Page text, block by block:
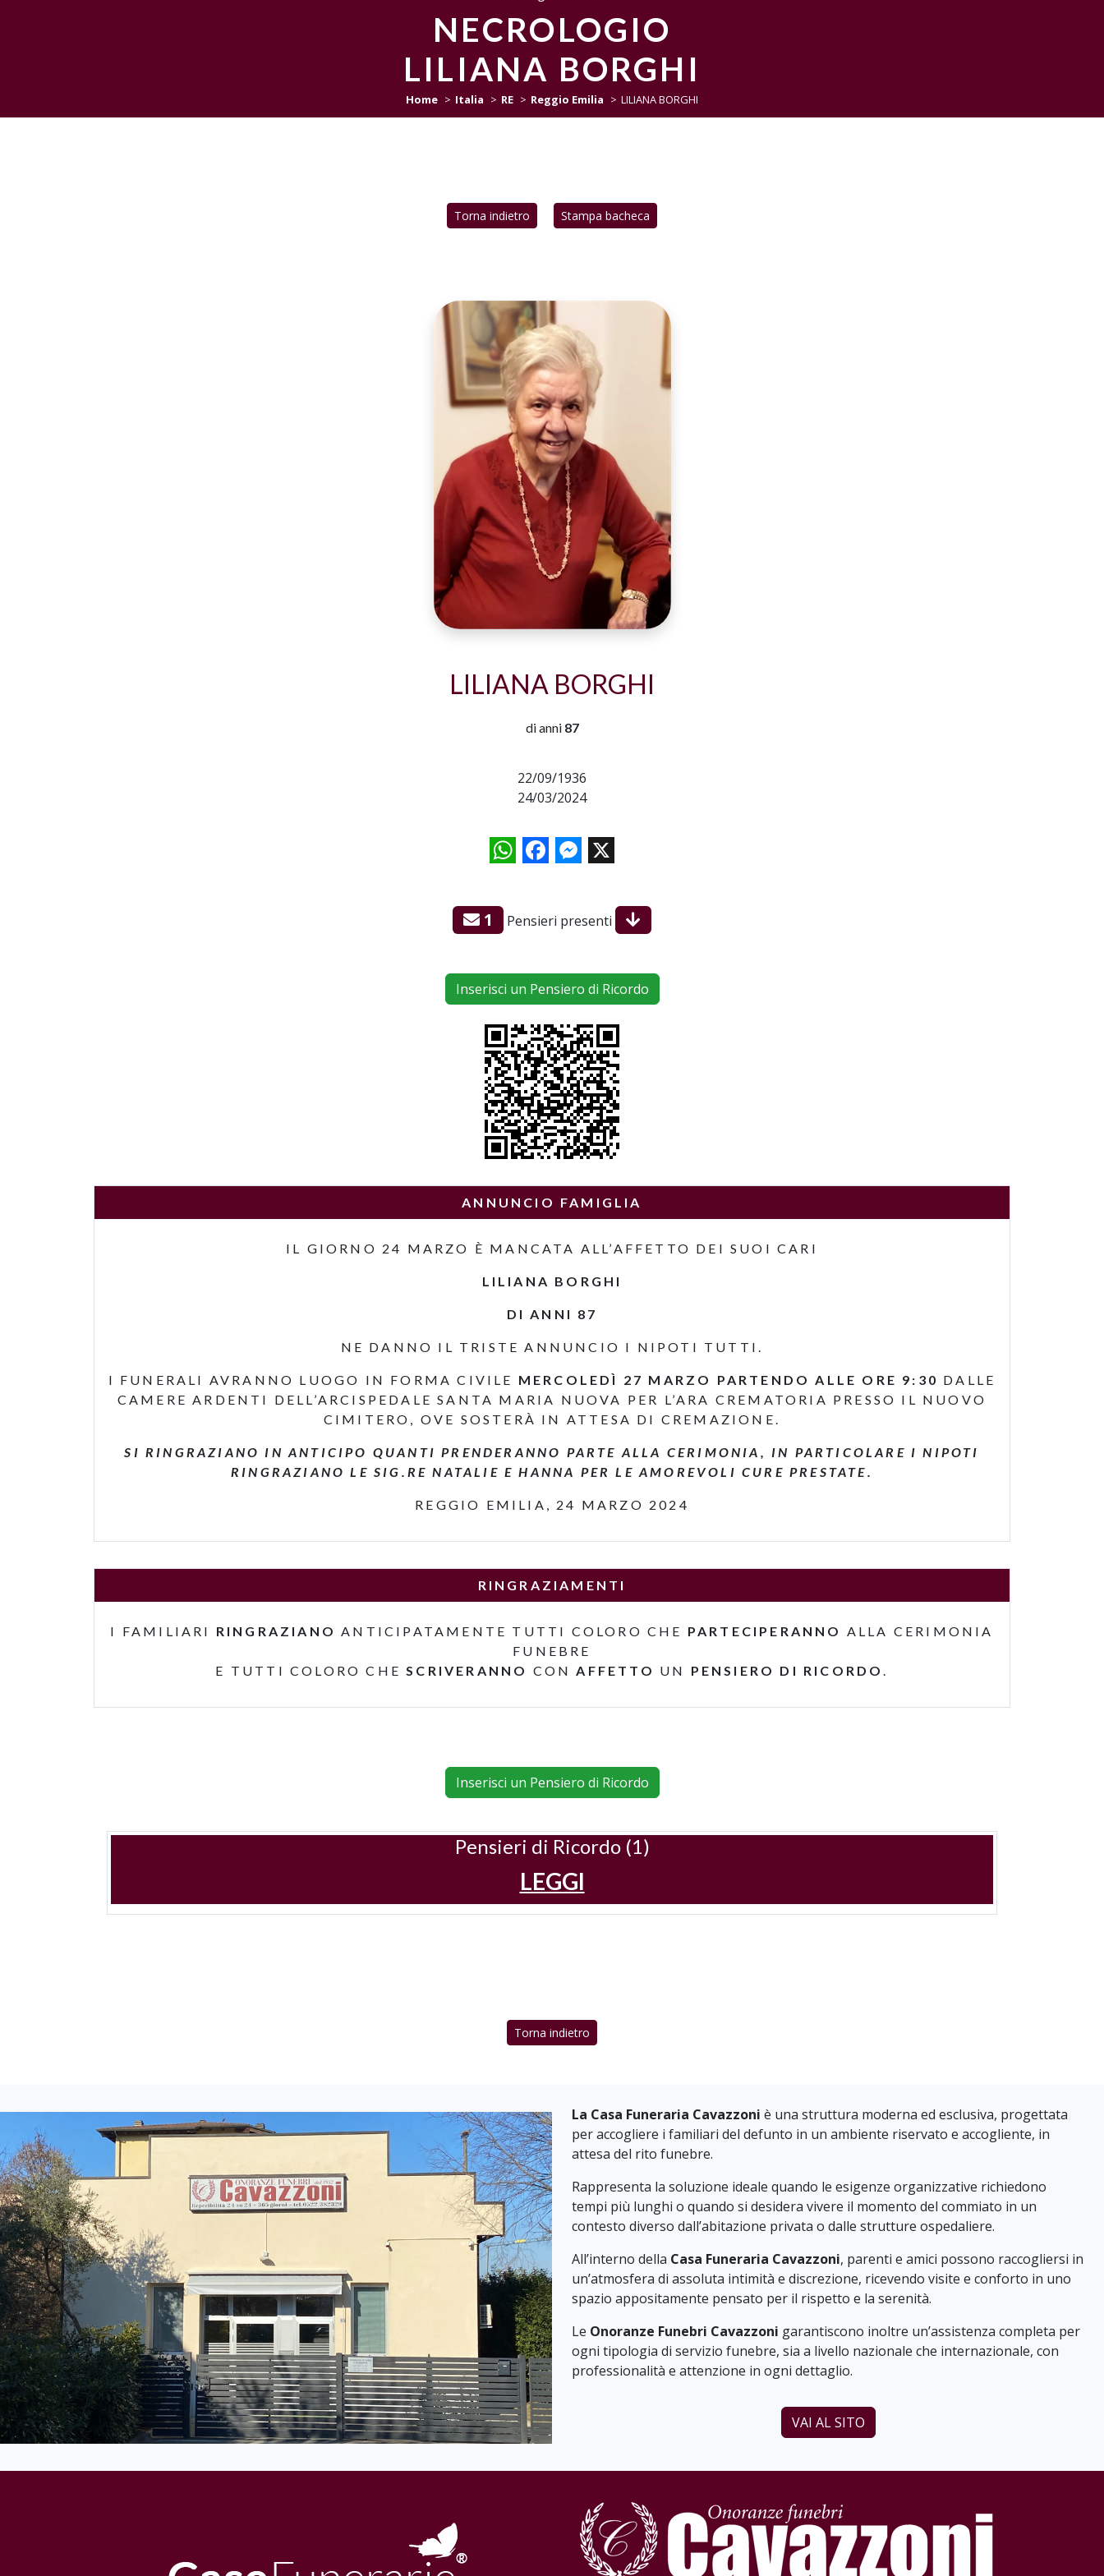
NECROLOGIO
LILIANA BORGHI
Home Italia RE Reggio Emilia LILIANA BORGHI
Torna indietro Stampa bacheca
LILIANA BORGHI
di anni 87
22/09/1936
24/03/2024
WhatsAppFacebookMessenger
X
1 Pensieri presenti
Inserisci un Pensiero di Ricordo
ANNUNCIO FAMIGLIA
IL GIORNO 24 MARZO È MANCATA ALL’AFFETTO DEI SUOI CARI
LILIANA BORGHI
DI ANNI 87
NE DANNO IL TRISTE ANNUNCIO I NIPOTI TUTTI.
I FUNERALI AVRANNO LUOGO IN FORMA CIVILE MERCOLEDÌ 27 MARZO PARTENDO ALLE ORE 9:30 DALLE
CAMERE ARDENTI DELL’ARCISPEDALE SANTA MARIA NUOVA PER L’ARA CREMATORIA PRESSO IL NUOVO
CIMITERO, OVE SOSTERÀ IN ATTESA DI CREMAZIONE.
SI RINGRAZIANO IN ANTICIPO QUANTI PRENDERANNO PARTE ALLA CERIMONIA, IN PARTICOLARE I NIPOTI
RINGRAZIANO LE SIG.RE NATALIE E HANNA PER LE AMOREVOLI CURE PRESTATE.
REGGIO EMILIA, 24 MARZO 2024
RINGRAZIAMENTI
I FAMILIARI RINGRAZIANO ANTICIPATAMENTE TUTTI COLORO CHE PARTECIPERANNO ALLA CERIMONIA
FUNEBRE
E TUTTI COLORO CHESCRIVERANNO CONAFFETTO UN PENSIERO DI RICORDO.
Inserisci un Pensiero di Ricordo
Pensieri di Ricordo (1)
LEGGI
Torna indietro
La Casa Funeraria Cavazzoni è una struttura moderna ed esclusiva, progettata
per accogliere i familiari del defunto in un ambiente riservato e accogliente, in
attesa del rito funebre.
Rappresenta la soluzione ideale quando le esigenze organizzative richiedono
tempi più lunghi o quando si desidera vivere il momento del commiato in un
contesto diverso dall’abitazione privata o dalle strutture ospedaliere.
All’interno della Casa Funeraria Cavazzoni, parenti e amici possono raccogliersi in
un’atmosfera di assoluta intimità e discrezione, ricevendo visite e conforto in uno
spazio appositamente pensato per il rispetto e la serenità.
Le Onoranze Funebri Cavazzoni garantiscono inoltre un’assistenza completa per
ogni tipologia di servizio funebre, sia a livello nazionale che internazionale, con
professionalità e attenzione in ogni dettaglio.
VAI AL SITO